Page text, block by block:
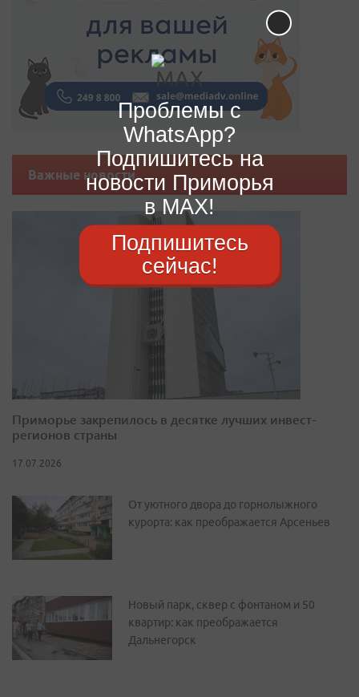
Важные новости
Приморье закрепилось в десятке лучших инвест-
регионов страны
17.07.2026
От уютного двора до горнолыжного
курорта: как преображается Арсеньев
Новый парк, сквер с фонтаном и 50
квартир: как преображается
Дальнегорск
Проблемы с
WhatsApp?
Подпишитесь на
новости Приморья
в MAX!
Подпишитесь
сейчас!